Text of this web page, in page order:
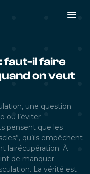
faut-il faire
on veut
une question
ou l’éviter
pensent que les
qu’ils empêchent
la récupération. À
de manquer
La vérité est